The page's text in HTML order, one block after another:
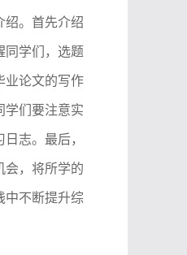
绍。首先介绍
同学们，选题
业论文的写作
学们要注意实
志。最后，
会，将所学的
中不断提升综